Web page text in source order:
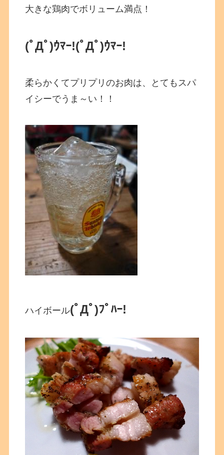
大きな鶏肉でボリューム満点！
(ﾟДﾟ)ｳﾏｰ!(ﾟДﾟ)ｳﾏｰ!
柔らかくてプリプリのお肉は、とてもスパ
イシーでうま～い！！
ハイボール(ﾟДﾟ)ﾌﾟﾊｰ!